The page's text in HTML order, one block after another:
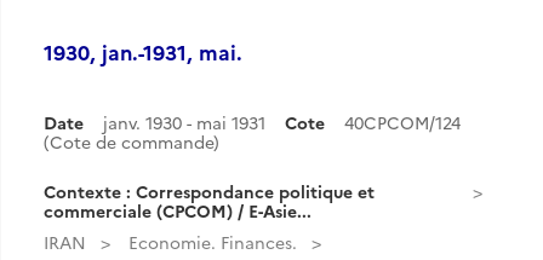
1930, jan.-1931, mai.
Date janv. 1930 - mai 1931 Cote
40CPCOM/124
(Cote de commande)
Contexte : Correspondance politique et
commerciale (CPCOM) / E-Asie...
IRAN
Economie. Finances.